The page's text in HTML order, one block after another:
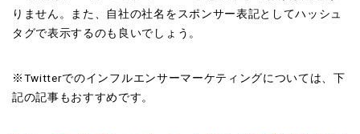
りません。また、自社の社名をスポンサー表記としてハッシュ
タグで表示するのも良いでしょう。
※Twitterでのインフルエンサーマーケティングについては、下
記の記事もおすすめです。